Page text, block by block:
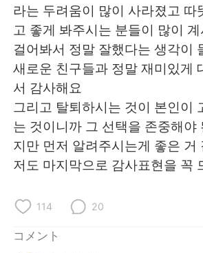
라는 두려움이 많이 사라졌고 따
고 좋게 봐주시는 분들이 많이
걸어봐서 정말 잘했다는 생각이
새로운 친구들과 정말 재미있게
서 감사해요
그리고 탈퇴하시는 것이 본인이
는 것이니까 그 선택을 존중해야
지만 먼저 알려주시는게 좋은 거
저도 마지막으로 감사표현을 꼭
114 20
コメント